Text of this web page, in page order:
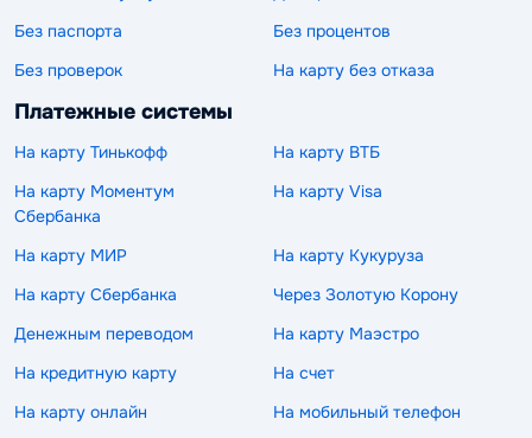
Без паспорта
Без процентов
Без проверок
На карту без отказа
Платежные системы
На карту Тинькофф
На карту ВТБ
На карту Моментум
Сбербанка
На карту Visa
На карту МИР
На карту Кукуруза
На карту Сбербанка
Через Золотую Корону
Денежным переводом
На карту Маэстро
На кредитную карту
На счет
На карту онлайн
На мобильный телефон